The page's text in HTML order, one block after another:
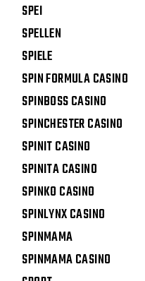
SPEI
SPELLEN
SPIELE
SPIN FORMULA CASINO
SPINBOSS CASINO
SPINCHESTER CASINO
SPINIT CASINO
SPINITA CASINO
SPINKO CASINO
SPINLYNX CASINO
SPINMAMA
SPINMAMA CASINO